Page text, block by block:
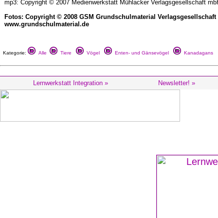
mp3: Copyright © 2007 Medienwerkstatt Mühlacker Verlagsgesellschaft
Fotos: Copyright © 2008 GSM Grundschulmaterial Verlagsgesellschaft
www.grundschulmaterial.de
Kategorie: Alle Tiere Vögel Enten- und Gänsevögel Kanadagans
Lernwerkstatt Integration » Newsletter! »